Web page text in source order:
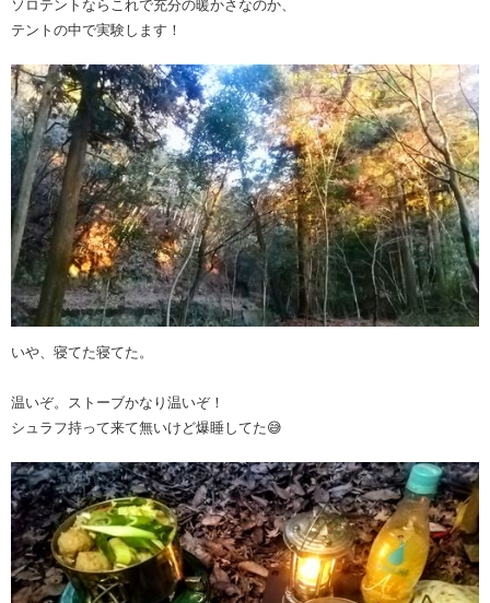
ソロテントならこれで充分の暖かさなのか、
テントの中で実験します！
いや、寝てた寝てた。
温いぞ。ストーブかなり温いぞ！
シュラフ持って来て無いけど爆睡してた😅